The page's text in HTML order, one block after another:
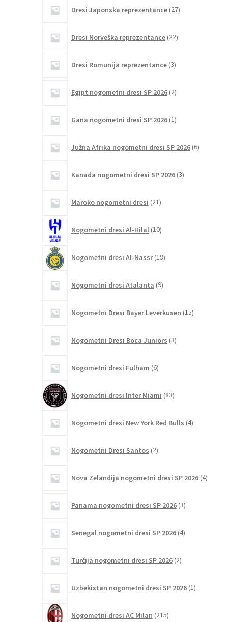
Dresi Japonska reprezentance 27izdelkov
Dresi Norveška reprezentance 22izdelkov
Dresi Romunija reprezentance 3izdelki
Egipt nogometni dresi SP 2026 2izdelka
Gana nogometni dresi SP 2026 1izdelek
Južna Afrika nogometni dresi SP 2026 6izdelkov
Kanada nogometni dresi SP 2026 3izdelki
Maroko nogometni dresi 21izdelkov
Nogometni dresi Al-Hilal 10izdelkov
Nogometni dresi Al-Nassr 19izdelkov
Nogometni dresi Atalanta 9izdelkov
Nogometni Dresi Bayer Leverkusen 15izdelkov
Nogometni Dresi Boca Juniors 3izdelki
Nogometni dresi Fulham 6izdelkov
Nogometni dresi Inter Miami 83izdelkov
Nogometni dresi New York Red Bulls 4izdelki
Nogometni Dresi Santos 2izdelka
Nova Zelandija nogometni dresi SP 2026 4izdelki
Panama nogometni dresi SP 2026 3izdelki
Senegal nogometni dresi SP 2026 4izdelki
Turčija nogometni dresi SP 2026 2izdelka
Uzbekistan nogometni dresi SP 2026 1izdelek
Nogometni dresi AC Milan 215izdelkov